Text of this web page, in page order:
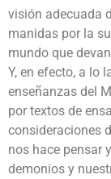
visión adecuada
manidas por la
mundo que
Y, en efecto, a lo
enseñanzas del
por textos de
consideraciones
nos hace pensar
demonios y